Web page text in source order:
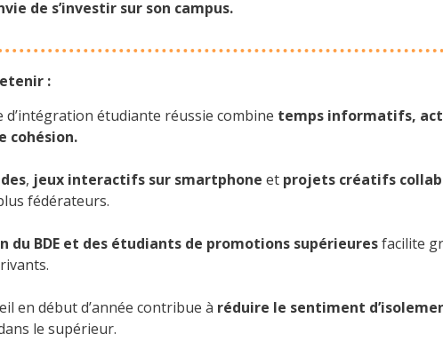
de s’investir sur son campus.
:
d’intégration étudiante réussie combine temps informatifs,
cohésion.
, jeux interactifs sur smartphone et projets créatifs
fédérateurs.
du BDE et des étudiants de promotions supérieuresfacilite
en début d’année contribue à réduire le sentiment
le supérieur.